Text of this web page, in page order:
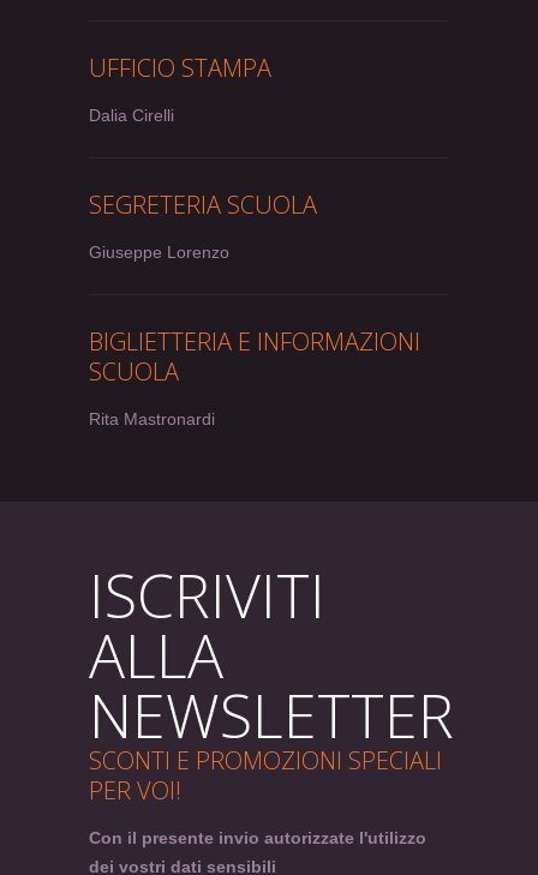
UFFICIO STAMPA
Dalia Cirelli
SEGRETERIA SCUOLA
Giuseppe Lorenzo
BIGLIETTERIA E INFORMAZIONI
SCUOLA
Rita Mastronardi
ISCRIVITI
ALLA
NEWSLETTER
SCONTI E PROMOZIONI SPECIALI
PER VOI!
Con il presente invio autorizzate l'utilizzo
dei vostri dati sensibili